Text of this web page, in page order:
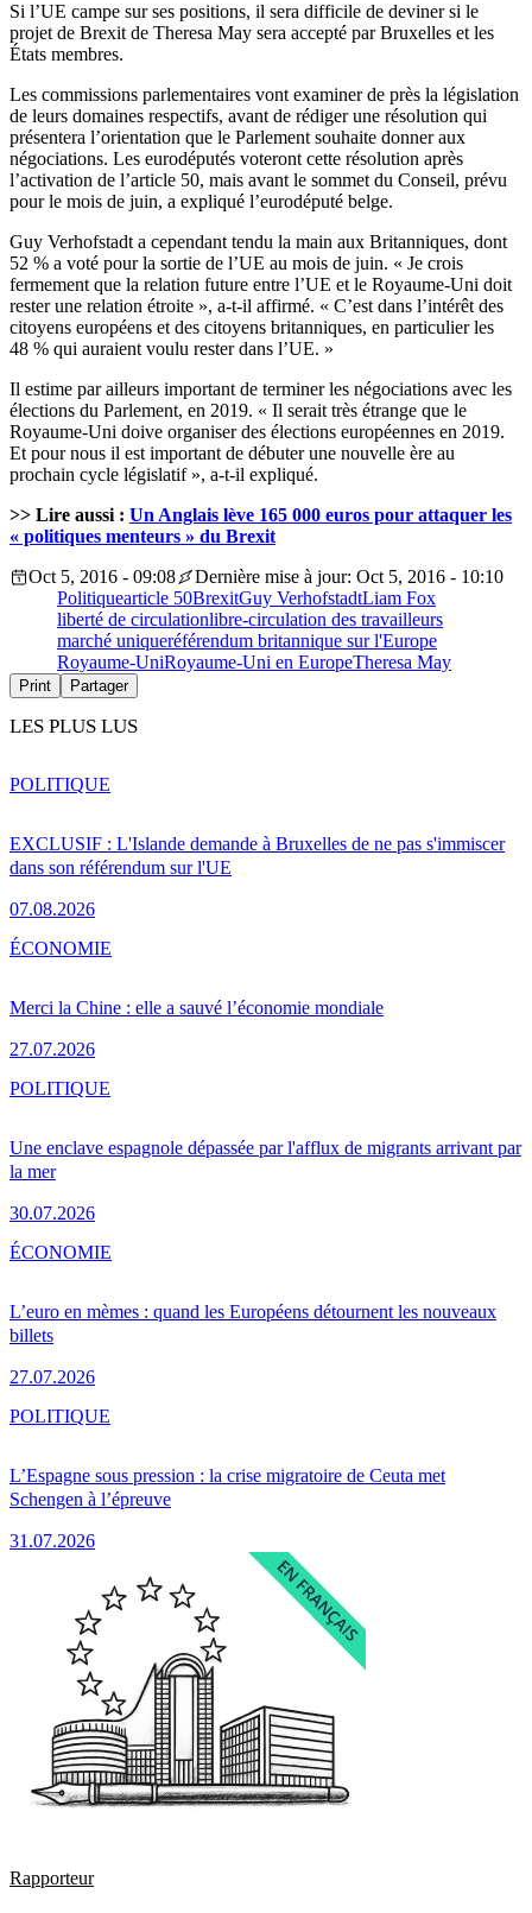
Si l’UE campe sur ses positions, il sera difficile de deviner si le
projet de Brexit de Theresa May sera accepté par Bruxelles et les
États membres.
Les commissions parlementaires vont examiner de près la législation
de leurs domaines respectifs, avant de rédiger une résolution qui
présentera l’orientation que le Parlement souhaite donner aux
négociations. Les eurodéputés voteront cette résolution après
l’activation de l’article 50, mais avant le sommet du Conseil, prévu
pour le mois de juin, a expliqué l’eurodéputé belge.
Guy Verhofstadt a cependant tendu la main aux Britanniques, dont
52 % a voté pour la sortie de l’UE au mois de juin. « Je crois
fermement que la relation future entre l’UE et le Royaume-Uni doit
rester une relation étroite », a-t-il affirmé. « C’est dans l’intérêt des
citoyens européens et des citoyens britanniques, en particulier les
48 % qui auraient voulu rester dans l’UE. »
Il estime par ailleurs important de terminer les négociations avec les
élections du Parlement, en 2019. « Il serait très étrange que le
Royaume-Uni doive organiser des élections européennes en 2019.
Et pour nous il est important de débuter une nouvelle ère au
prochain cycle législatif », a-t-il expliqué.
>> Lire aussi : Un Anglais lève 165 000 euros pour attaquer les
« politiques menteurs » du Brexit
Oct 5, 2016 - 09:08
Dernière mise à jour: Oct 5, 2016 - 10:10
Politiquearticle 50BrexitGuy VerhofstadtLiam Fox
liberté de circulationlibre-circulation des travailleurs
marché uniqueréférendum britannique sur l'Europe
Royaume-UniRoyaume-Uni en EuropeTheresa May
Print Partager
LES PLUS LUS
EXCLUSIF : L'Islande demande à Bruxelles de ne pas s'immiscer
dans son référendum sur l'UE
07.08.2026
POLITIQUE
Merci la Chine : elle a sauvé l’économie mondiale
27.07.2026
ÉCONOMIE
Une enclave espagnole dépassée par l'afflux de migrants arrivant par
la mer
30.07.2026
POLITIQUE
L’euro en mèmes : quand les Européens détournent les nouveaux
billets
27.07.2026
ÉCONOMIE
L’Espagne sous pression : la crise migratoire de Ceuta met
Schengen à l’épreuve
31.07.2026
POLITIQUE
Rapporteur